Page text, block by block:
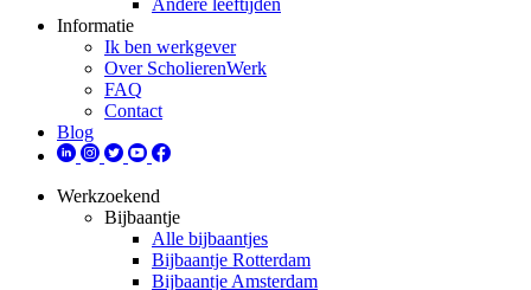
Andere leeftijden
Informatie
Ik ben werkgever
Over ScholierenWerk
FAQ
Contact
Blog
Werkzoekend
Bijbaantje
Alle bijbaantjes
Bijbaantje Rotterdam
Bijbaantje Amsterdam